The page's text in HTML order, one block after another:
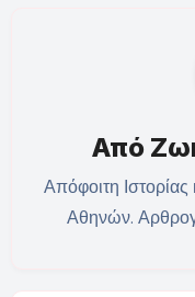
Από
Απόφοιτη
Αθηνών.